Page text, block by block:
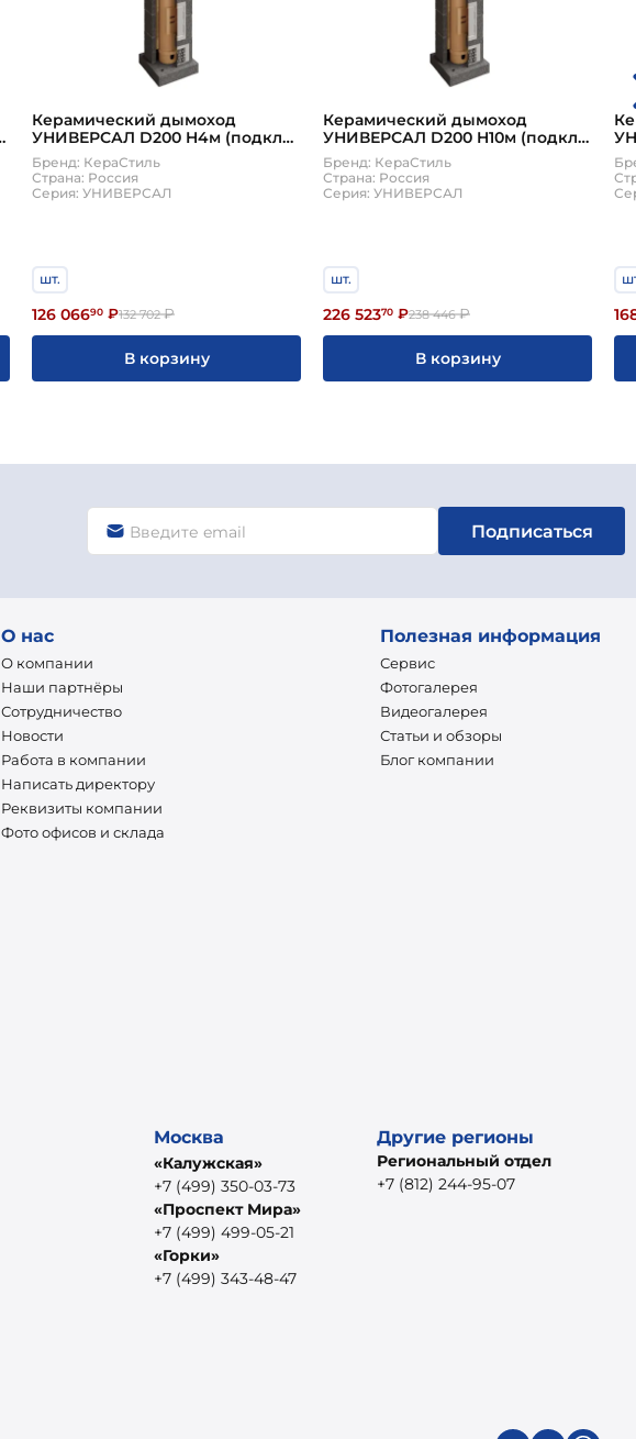
Керамический дымоход
УНИВЕРСАЛ D200 H4м (подкл
90, верхний комплект)
КераСтиль
Бренд: КераСтиль
Страна: Россия
Серия: УНИВЕРСАЛ
шт.
126 06690 ₽132 702₽
В корзину
Керамический дымоход
УНИВЕРСАЛ D200 H10м (подкл
90, верхний комплект)
КераСтиль
Бренд: КераСтиль
Страна: Россия
Серия: УНИВЕРСАЛ
шт.
226 52370 ₽238 446₽
В корзину
Подписаться
О нас
О компании
Наши партнёры
Сотрудничество
Новости
Работа в компании
Написать директору
Реквизиты компании
Фото офисов и склада
Полезная информация
Сервис
Фотогалерея
Видеогалерея
Статьи и обзоры
Блог компании
Москва
«Калужская»
+7 (499) 350-03-73
«Проспект Мира»
+7 (499) 499-05-21
«Горки»
+7 (499) 343-48-47
Другие регионы
Региональный отдел
+7 (812) 244-95-07